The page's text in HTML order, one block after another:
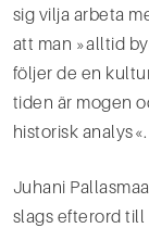
sig vilja arbeta
att man »alltid
följer de en
tiden är mogen
historisk analys«.
Juhani
slags efterord